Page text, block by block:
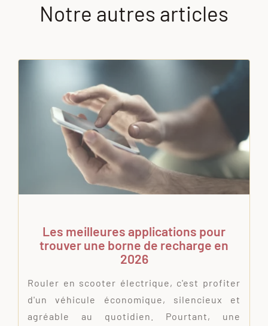
Notre autres articles
Les meilleures applications pour
trouver une borne de recharge en
2026
Rouler en scooter électrique, c'est profiter
d'un véhicule économique, silencieux et
agréable au quotidien. Pourtant, une